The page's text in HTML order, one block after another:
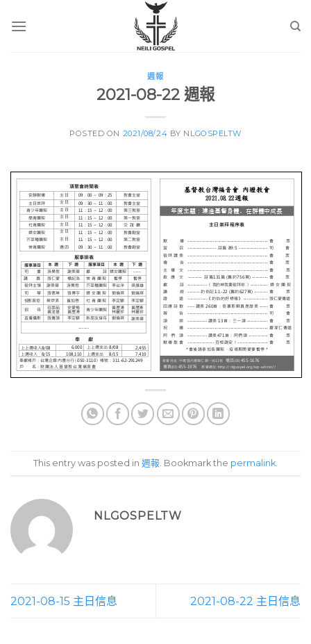
週報
2021-08-22 週報
POSTED ON 2021/08/24 BY NLGOSPELTW
This entry was posted in 週報 . Bookmark the permalink
NLGOSPELTW
2021-08-15 主日信息 2021-08-22 主日信息